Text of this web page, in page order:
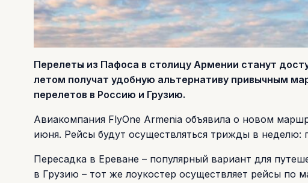
Перелеты из Пафоса в столицу Армении станут
летом получат удобную альтернативу привычным
перелетов в Россию и Грузию.
Авиакомпания FlyOne Armenia объявила о новом
июня. Рейсы будут осуществляться трижды в неделю:
Пересадка в Ереване – популярный вариант для
в Грузию – тот же лоукостер осуществляет рейсы по